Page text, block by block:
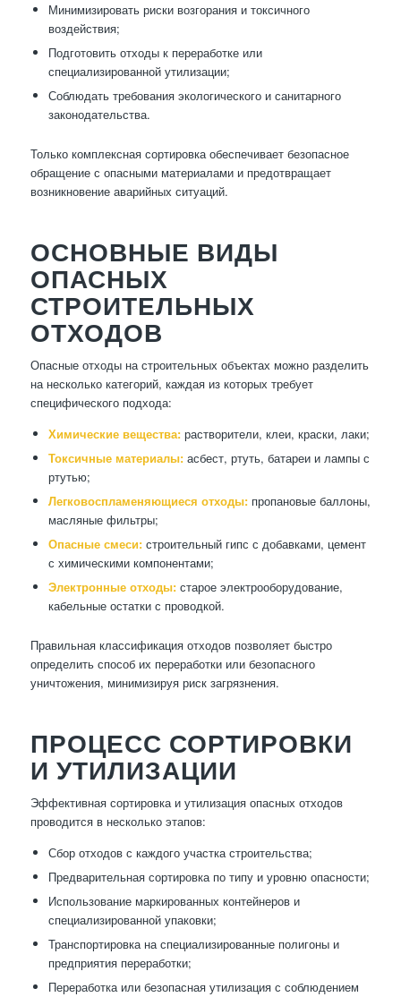
Минимизировать риски возгорания и токсичного
воздействия;
Подготовить отходы к переработке или
специализированной утилизации;
Соблюдать требования экологического и санитарного
законодательства.
Только комплексная сортировка обеспечивает безопасное
обращение с опасными материалами и предотвращает
возникновение аварийных ситуаций.
ОСНОВНЫЕ ВИДЫ
ОПАСНЫХ
СТРОИТЕЛЬНЫХ
ОТХОДОВ
Опасные отходы на строительных объектах можно разделить
на несколько категорий, каждая из которых требует
специфического подхода:
Химические вещества:растворители, клеи, краски, лаки;
Токсичные материалы:асбест, ртуть, батареи и лампы с
ртутью;
Легковоспламеняющиеся отходы:пропановые баллоны,
масляные фильтры;
Опасные смеси:строительный гипс с добавками, цемент
с химическими компонентами;
Электронные отходы:старое электрооборудование,
кабельные остатки с проводкой.
Правильная классификация отходов позволяет быстро
определить способ их переработки или безопасного
уничтожения, минимизируя риск загрязнения.
ПРОЦЕСС СОРТИРОВКИ
И УТИЛИЗАЦИИ
Эффективная сортировка и утилизация опасных отходов
проводится в несколько этапов:
Сбор отходов с каждого участка строительства;
Предварительная сортировка по типу и уровню опасности;
Использование маркированных контейнеров и
специализированной упаковки;
Транспортировка на специализированные полигоны и
предприятия переработки;
Переработка или безопасная утилизация с соблюдением